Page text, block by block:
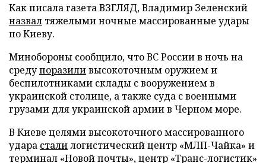
Как писала газета ВЗГЛЯД, Владимир Зеленский
назвал тяжелыми ночные массированные удары
по Киеву.
Минобороны сообщило, что ВС России в ночь на
средупоразиливысокоточным оружием и
беспилотниками склады с вооружением в
украинской столице, а также суда с военными
грузами для украинской армии в Черном море.
В Киеве целями высокоточного массированного
удара сталилогистический центр «МЛП-Чайка» и
терминал «Новой почты», центр «Транс-логистик»